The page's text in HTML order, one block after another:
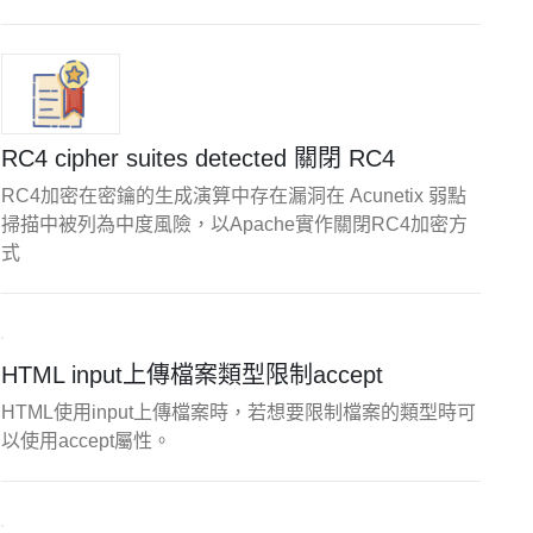
RC4 cipher suites detected 關閉 RC4
RC4加密在密鑰的生成演算中存在漏洞在 Acunetix 弱點
掃描中被列為中度風險，以Apache實作關閉RC4加密方
式
HTML input上傳檔案類型限制accept
HTML使用input上傳檔案時，若想要限制檔案的類型時可
以使用accept屬性。